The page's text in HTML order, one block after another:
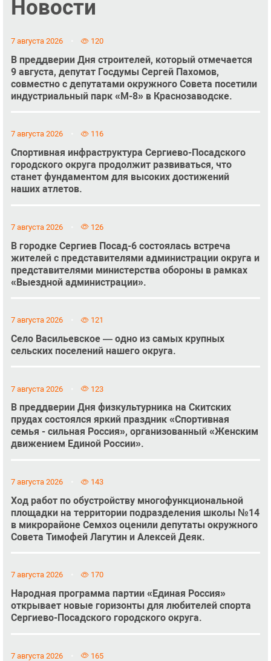
Новости
7 августа 2026 120
В преддверии Дня строителей, который отмечается
9 августа, депутат Госдумы Сергей Пахомов,
совместно с депутатами окружного Совета посетили
индустриальный парк «М-8» в Краснозаводске.
7 августа 2026 116
Спортивная инфраструктура Сергиево-Посадского
городского округа продолжит развиваться, что
станет фундаментом для высоких достижений
наших атлетов.
7 августа 2026 126
В городке Сергиев Посад-6 состоялась встреча
жителей с представителями администрации округа и
представителями министерства обороны в рамках
«Выездной администрации».
7 августа 2026 121
Село Васильевское — одно из самых крупных
сельских поселений нашего округа.
7 августа 2026 123
В преддверии Дня физкультурника на Скитских
прудах состоялся яркий праздник «Спортивная
семья - сильная Россия», организованный «Женским
движением Единой России».
7 августа 2026 143
Ход работ по обустройству многофункциональной
площадки на территории подразделения школы №14
в микрорайоне Семхоз оценили депутаты окружного
Совета Тимофей Лагутин и Алексей Деяк.
7 августа 2026 170
Народная программа партии «Единая Россия»
открывает новые горизонты для любителей спорта
Сергиево-Посадского городского округа.
7 августа 2026 165